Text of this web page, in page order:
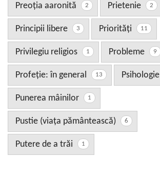
Preoţia aaronită 2 Prietenie 2
Principii libere 3 Priorităţi 11
Privilegiu religios 1 Probleme 9
Profeţie: în general 13 Psihologie
Punerea mâinilor 1
Pustie (viaţa pământească) 6
Putere de a trăi 1